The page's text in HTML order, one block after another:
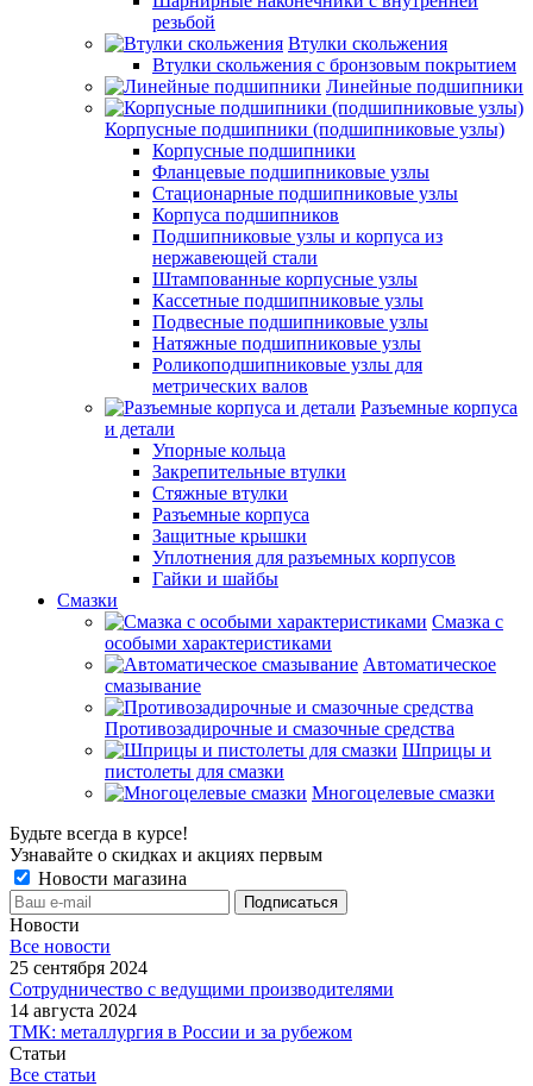
резьбой
Втулки скольжения
Втулки скольжения с бронзовым покрытием
Линейные подшипники
Корпусные подшипники (подшипниковые узлы)
Корпусные подшипники
Фланцевые подшипниковые узлы
Стационарные подшипниковые узлы
Корпуса подшипников
Подшипниковые узлы и корпуса из
нержавеющей стали
Штампованные корпусные узлы
Кассетные подшипниковые узлы
Подвесные подшипниковые узлы
Натяжные подшипниковые узлы
Роликоподшипниковые узлы для
метрических валов
Разъемные корпуса
и детали
Упорные кольца
Закрепительные втулки
Стяжные втулки
Разъемные корпуса
Защитные крышки
Уплотнения для разъемных корпусов
Гайки и шайбы
Смазки
Смазка с
особыми характеристиками
Автоматическое
смазывание
Противозадирочные и смазочные средства
Шприцы и
пистолеты для смазки
Многоцелевые смазки
Будьте всегда в курсе!
Узнавайте о скидках и акциях первым
Новости магазина
Новости
Все новости
25 сентября 2024
Сотрудничество с ведущими производителями
14 августа 2024
ТМК: металлургия в России и за рубежом
Статьи
Все статьи